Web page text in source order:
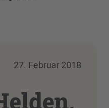
27. Februar 2018